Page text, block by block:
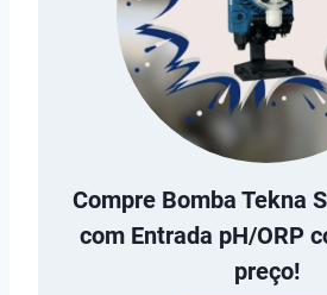
Compre Bomba Tekna
com Entrada pH/ORP
preço!